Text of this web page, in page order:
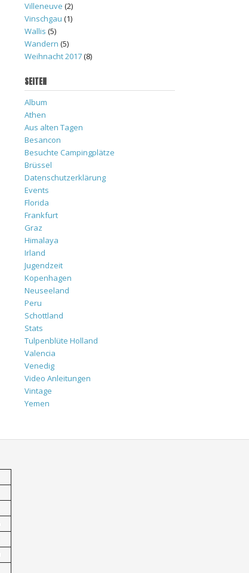
Villeneuve (2)
Vinschgau (1)
Wallis (5)
Wandern (5)
Weihnacht 2017(8)
SEITEN
Album
Athen
Aus alten Tagen
Besancon
Besuchte Campingplätze
Brüssel
Datenschutzerklärung
Events
Florida
Frankfurt
Graz
Himalaya
Irland
Jugendzeit
Kopenhagen
Neuseeland
Peru
Schottland
Stats
Tulpenblüte Holland
Valencia
Venedig
Video Anleitungen
Vintage
Yemen